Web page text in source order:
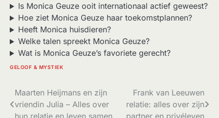
Is Monica Geuze ooit internationaal actief geweest?
Hoe ziet Monica Geuze haar toekomstplannen?
Heeft Monica huisdieren?
Welke talen spreekt Monica Geuze?
Wat is Monica Geuze’s favoriete gerecht?
GELOOF & MYSTIEK
Bericht
navigatie
Maarten Heijmans en zijn
vriendin Julia – Alles over
Frank van Leeuwen
relatie: alles over zijn